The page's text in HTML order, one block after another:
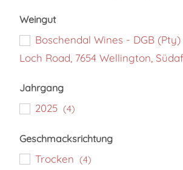
Weingut
Boschendal Wines - DGB (Pty)
Loch Road, 7654 Wellington,
Jahrgang
2025 (4)
Geschmacksrichtung
Trocken (4)